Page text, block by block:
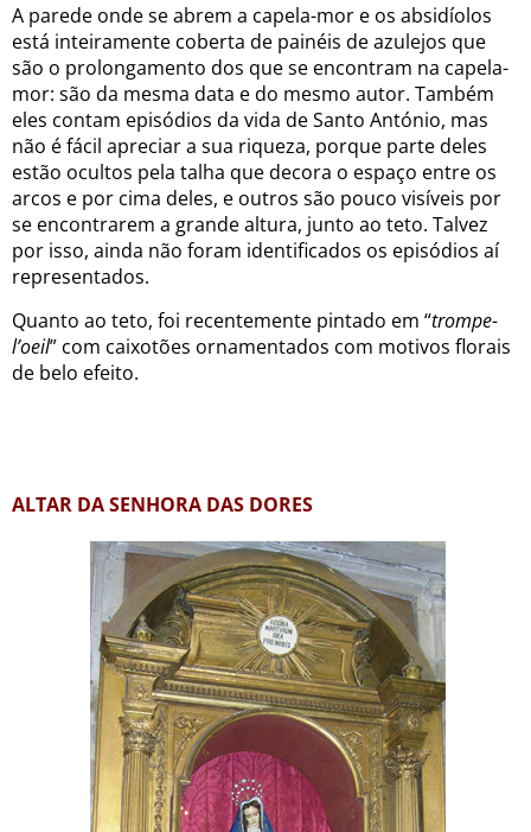
A parede onde se abrem a capela-mor e os absidíolos
está inteiramente coberta de painéis de azulejos que
são o prolongamento dos que se encontram na capela-
mor: são da mesma data e do mesmo autor. Também
eles contam episódios da vida de Santo António, mas
não é fácil apreciar a sua riqueza, porque parte deles
estão ocultos pela talha que decora o espaço entre os
arcos e por cima deles, e outros são pouco visíveis por
se encontrarem a grande altura, junto ao teto. Talvez
por isso, ainda não foram identificados os episódios aí
representados.
Quanto ao teto, foi recentemente pintado em “trompe-
l’oeil” com caixotões ornamentados com motivos florais
de belo efeito.
ALTAR DA SENHORA DAS DORES